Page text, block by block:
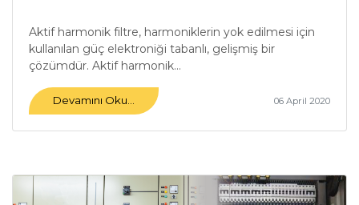
Aktif harmonik filtre, harmoniklerin yok edilmesi için
kullanılan güç elektroniği tabanlı, gelişmiş bir
çözümdür. Aktif harmonik...
Devamını Oku... 06 April 2020